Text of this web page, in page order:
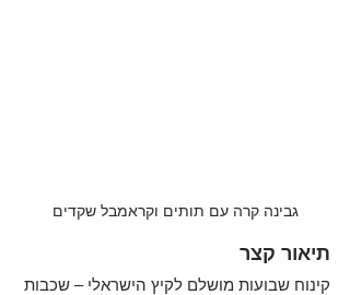
גבינה קרה עם תותים וקראמבל שקדים
תיאור קצר
קינוח שבועות מושלם לקיץ הישראלי – שכבות